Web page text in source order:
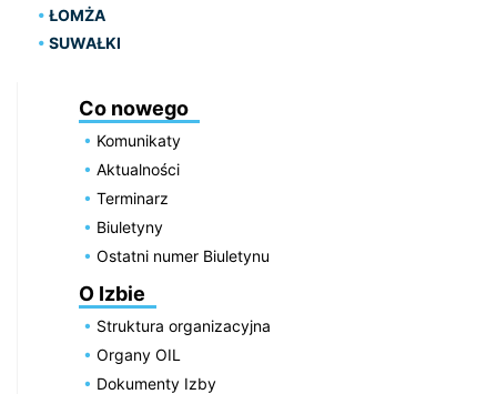
ŁOMŻA
SUWAŁKI
Co nowego
Komunikaty
Aktualności
Terminarz
Biuletyny
Ostatni numer Biuletynu
O Izbie
Struktura organizacyjna
Organy OIL
Dokumenty Izby